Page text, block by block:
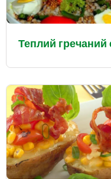
Теплий гречаний